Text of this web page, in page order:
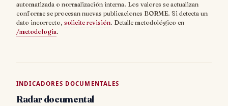
automatizada o normalización interna. Los valores se actualizan
conforme se procesan nuevas publicaciones BORME. Si detecta un
dato incorrecto, solicite revisión. Detalle metodológico en
/metodologia.
INDICADORES DOCUMENTALES
Radar documental